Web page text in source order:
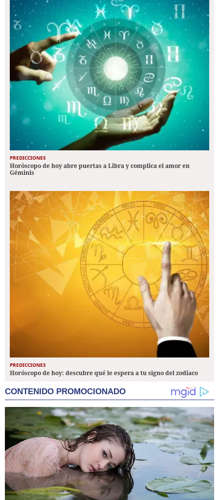
PREDICCIONES
Horóscopo de hoy abre puertas a Libra y complica el amor en
Géminis
PREDICCIONES
Horóscopo de hoy: descubre qué le espera a tu signo del zodiaco
CONTENIDO PROMOCIONADO